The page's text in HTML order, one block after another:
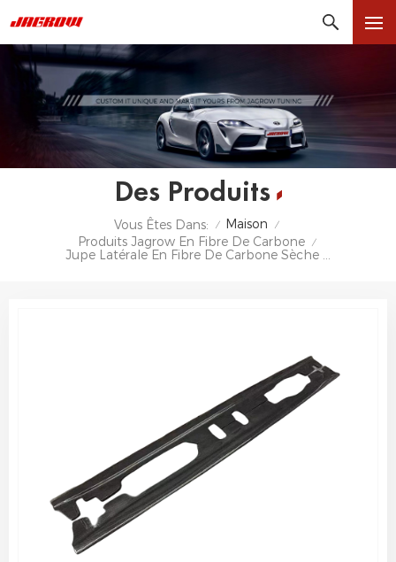
Des Produits
Vous Êtes Dans: / Maison /
Produits Jagrow En Fibre De Carbone /
Jupe Latérale En Fibre De Carbone Sèche Pour BMW M3 E90 E92 E93